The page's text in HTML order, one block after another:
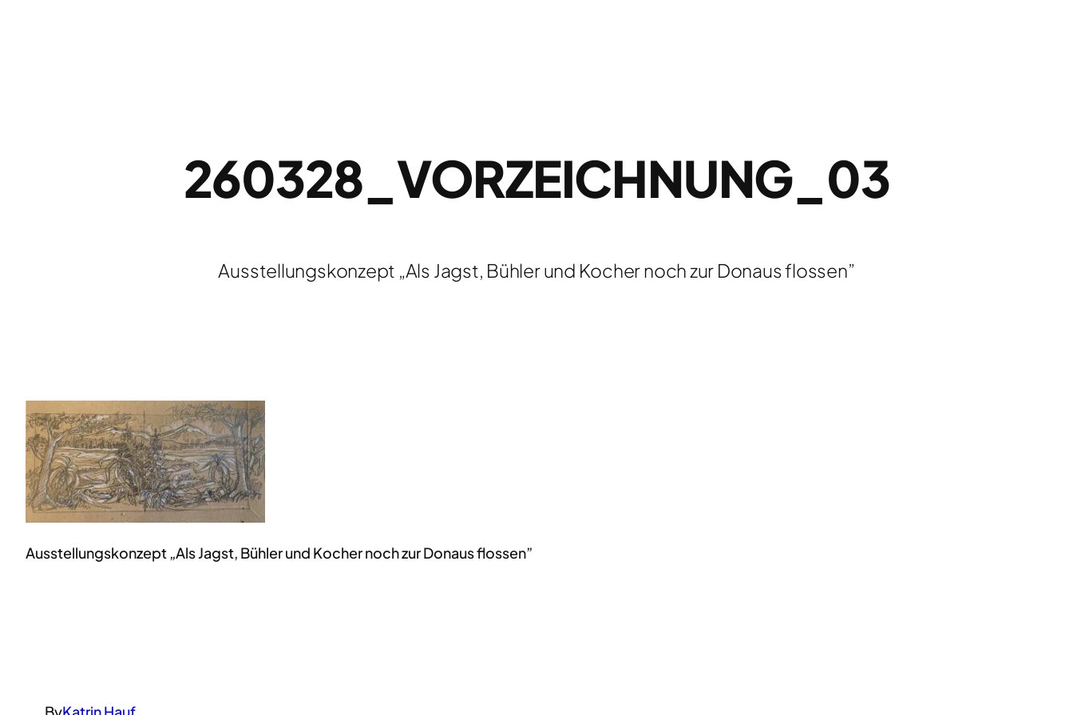
260328_VORZEICHNUNG_03
Ausstellungskonzept „Als Jagst, Bühler und Kocher noch zur Donaus flossen”
Ausstellungskonzept „Als Jagst, Bühler und Kocher noch zur Donaus flossen”